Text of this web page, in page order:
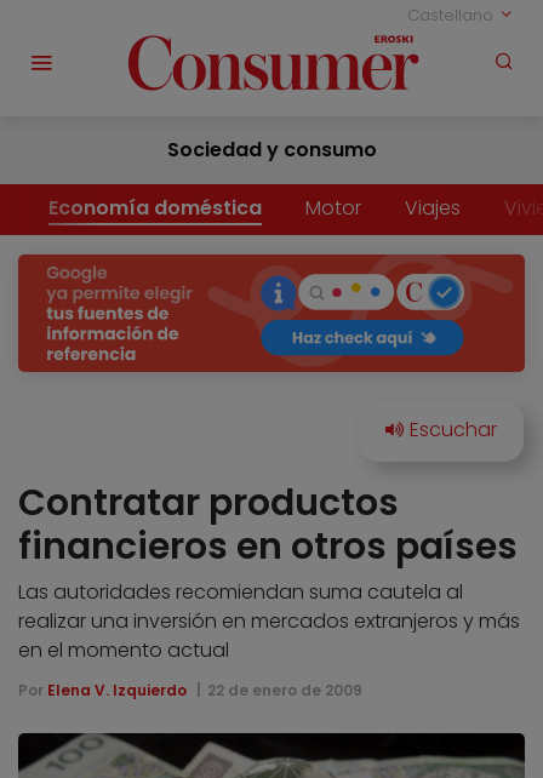
Castellano
Sociedad y consumo
Economía doméstica Motor Viajes
Contratar productos
financieros en otros países
Las autoridades recomiendan suma cautela al
realizar una inversión en mercados extranjeros y más
en el momento actual
Por Elena V. Izquierdo 22 de enero de 2009